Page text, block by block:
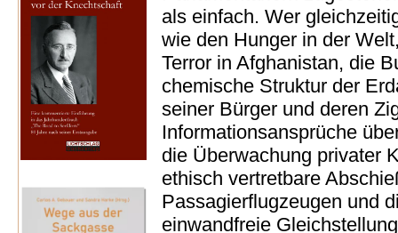
als einfach. Wer
wie den Hunger in der
Terror in Afghanistan, die
chemische Struktur der
seiner Bürger und deren
Informationsansprüche
die Überwachung privater
ethisch vertretbare
Passagierflugzeugen und
einwandfreie